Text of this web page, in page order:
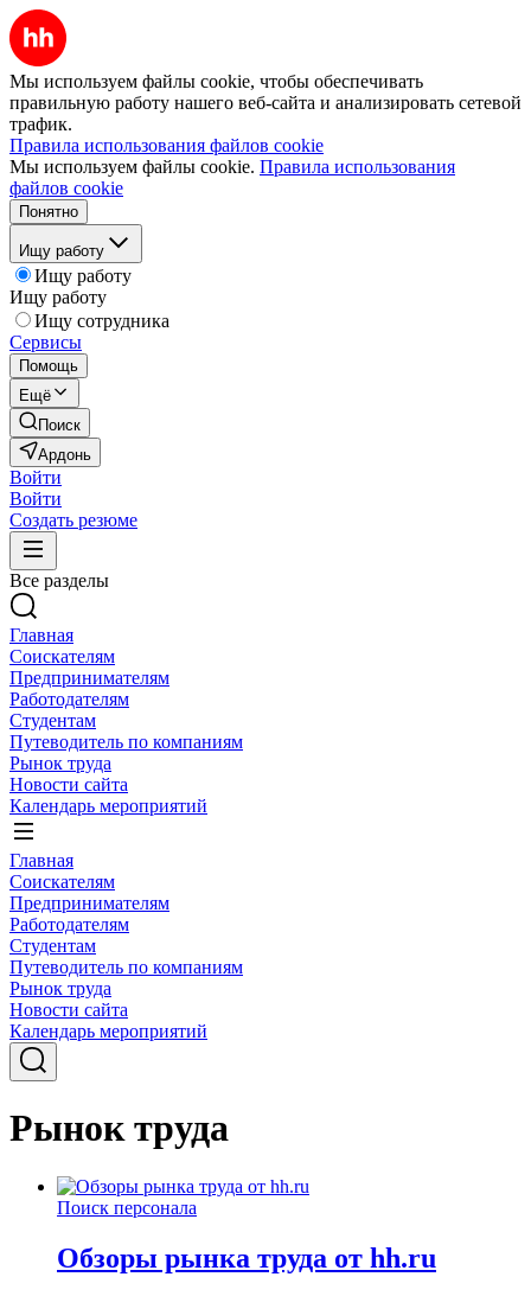
Мы используем файлы cookie, чтобы обеспечивать
правильную работу нашего веб-сайта и анализировать сетевой
трафик.
Правила использования файлов cookie
Мы используем файлы cookie. Правила использования
файлов cookie
Понятно
Ищу работу
Ищу работу
Ищу работу
Ищу сотрудника
Сервисы
Помощь
Ещё
Поиск
Ардонь
Войти
Войти
Создать резюме
Все разделы
Главная
Соискателям
Предпринимателям
Работодателям
Студентам
Путеводитель по компаниям
Рынок труда
Новости сайта
Календарь мероприятий
Главная
Соискателям
Предпринимателям
Работодателям
Студентам
Путеводитель по компаниям
Рынок труда
Новости сайта
Календарь мероприятий
Рынок труда
Поиск персонала
Обзоры рынка труда от hh.ru